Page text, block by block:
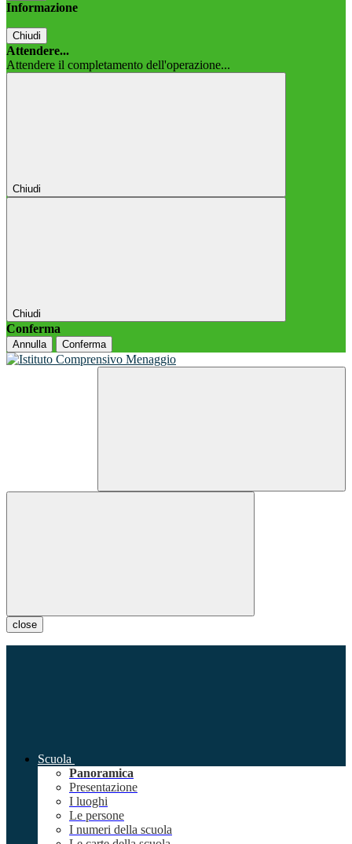
Informazione
Chiudi
Attendere...
Attendere il completamento dell'operazione...
Chiudi
Chiudi
Conferma
Annulla Conferma
close
Scuola
Panoramica
Presentazione
I luoghi
Le persone
I numeri della scuola